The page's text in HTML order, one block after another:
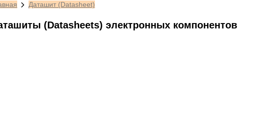
Даташит (Datasheet)
(Datasheets) электронных компонентов